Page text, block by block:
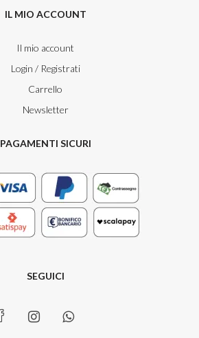
IL MIO ACCOUNT
Il mio account
Login / Registrati
Carrello
Newsletter
PAGAMENTI SICURI
SEGUICI